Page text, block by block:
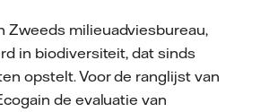
Zweeds milieuadviesbureau,
in biodiversiteit, dat sinds
opstelt. Voor de ranglijst van
de evaluatie van